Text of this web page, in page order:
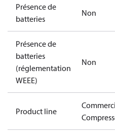
Présence de
batteries
Non
Présence de
batteries
(réglementation
WEEE)
Non
Product line